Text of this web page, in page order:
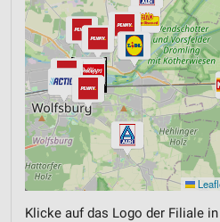
Klicke auf das Logo der Filiale